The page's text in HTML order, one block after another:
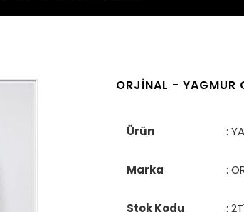
ORJİNAL - YAGMUR
Ürün :
Marka :
Stok Kodu :